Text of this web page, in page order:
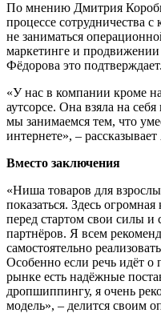
По мнению Дмитрия
процессе сотрудничества
не заниматься
маркетинге и
Фёдорова это подтверждает.
«У нас в компании кроме
аутсорсе. Она взяла на
мы занимаемся тем, что
интернете», –
Вместо заключения
«Ниша товаров для
показаться. Здесь
перед стартом свои силы
партнёров. Я всем
самостоятельно
Особенно если речь идёт
рынке есть надёжные
дропшиппингу, я очень
модель», – делится своим